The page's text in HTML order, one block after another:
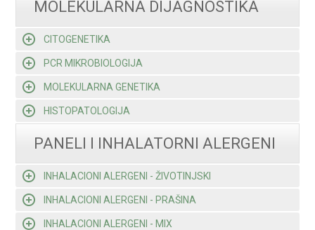
MOLEKULARNA DIJAGNOSTIKA
CITOGENETIKA
PCR MIKROBIOLOGIJA
MOLEKULARNA GENETIKA
HISTOPATOLOGIJA
PANELI I INHALATORNI ALERGENI
INHALACIONI ALERGENI - ŽIVOTINJSKI
INHALACIONI ALERGENI - PRAŠINA
INHALACIONI ALERGENI - MIX